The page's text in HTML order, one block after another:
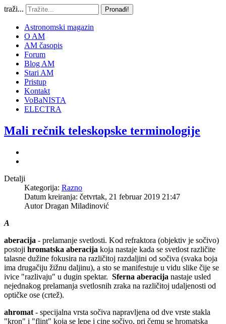
traži... Pronađi!
Astronomski magazin
O AM
AM časopis
Forum
Blog AM
Stari AM
Pristup
Kontakt
VoBaNISTA
ELECTRA
Mali rečnik teleskopske terminologije
Detalji
Kategorija: Razno
Datum kreiranja: četvrtak, 21 februar 2019 21:47
AutorDragan Miladinović
A
aberacija - prelamanje svetlosti. Kod refraktora (objektiv je sočivo)
postoji hromatska aberacija koja nastaje kada se svetlost različite
talasne dužine fokusira na različitoj razdaljini od sočiva (svaka boja
ima drugačiju žižnu daljinu), a sto se manifestuje u vidu slike čije se
ivice "razlivaju" u dugin spektar. Sferna aberacija nastaje usled
nejednakog prelamanja svetlosnih zraka na različitoj udaljenosti od
optičke ose (crtež).
ahromat - specijalna vrsta sočiva napravljena od dve vrste stakla
"kron" i "flint" koja se lepe i cine sočivo, pri čemu se hromatska